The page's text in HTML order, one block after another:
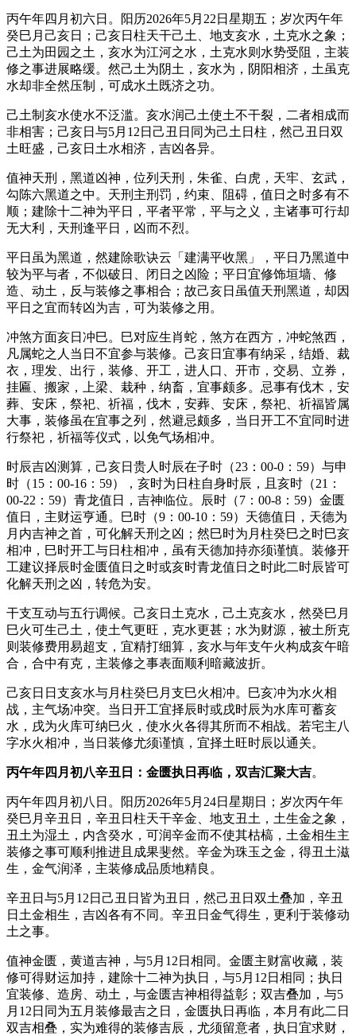
丙午年四月初六日。阳历2026年5月22日星期五；岁次丙午年
癸巳月己亥日；己亥日柱天干己土、地支亥水，土克水之象；
己土为田园之土，亥水为江河之水，土克水则水势受阻，主装
修之事进展略缓。然己土为阴土，亥水为，阴阳相济，土虽克
水却非全然压制，可成水土既济之功。
己土制亥水使水不泛滥。亥水润己土使土不干裂，二者相成而
非相害；己亥日与5月12日己丑日同为己土日柱，然己丑日双
土旺盛，己亥日土水相济，吉凶各异。
值神天刑，黑道凶神，位列天刑，朱雀、白虎，天牢、玄武，
勾陈六黑道之中。天刑主刑罚，约束、阻碍，值日之时多有不
顺；建除十二神为平日，平者平常，平与之义，主诸事可行却
无大利，天刑逢平日，凶而不烈。
平日虽为黑道，然建除歌诀云「建满平收黑」，平日乃黑道中
较为平与者，不似破日、闭日之凶险；平日宜修饰垣墙、修
造、动土，反与装修之事相合；故己亥日虽值天刑黑道，却因
平日之宜而转凶为吉，可为装修之用。
冲煞方面亥日冲巳。巳对应生肖蛇，煞方在西方，冲蛇煞西，
凡属蛇之人当日不宜参与装修。己亥日宜事有纳采，结婚、裁
衣，理发、出行，装修、开工，进人口、开市，交易、立券，
挂匾、搬家，上梁、栽种，纳畜，宜事颇多。忌事有伐木，安
葬、安床，祭祀、祈福，伐木，安葬、安床，祭祀、祈福皆属
大事，装修虽在宜事之列，然避忌颇多，当日开工不宜同时进
行祭祀，祈福等仪式，以免气场相冲。
时辰吉凶测算，己亥日贵人时辰在子时（23：00-0：59）与申
时（15：00-16：59），亥时为日柱自身时辰，且亥时（21：
00-22：59）青龙值日，吉神临位。辰时（7：00-8：59）金匮
值日，主财运亨通。巳时（9：00-10：59）天德值日，天德为
月内吉神之首，可化解天刑之凶；然巳时为月柱癸巳之时巳亥
相冲，巳时开工与日柱相冲，虽有天德加持亦须谨慎。装修开
工建议择辰时金匮值日之时或亥时青龙值日之时此二时辰皆可
化解天刑之凶，转危为安。
干支互动与五行调候。己亥日土克水，己土克亥水，然癸巳月
巳火可生己土，使土气更旺，克水更甚；水为财源，被土所克
则装修费用易超支，宜精打细算，亥水与年支午火构成亥午暗
合，合中有克，主装修之事表面顺利暗藏波折。
己亥日日支亥水与月柱癸巳月支巳火相冲。巳亥冲为水火相
战，主气场冲突。当日开工宜择辰时或戌时辰为水库可蓄亥
水，戌为火库可纳巳火，使水火各得其所而不相战。若宅主八
字水火相冲，当日装修尤须谨慎，宜择土旺时辰以通关。
丙午年四月初八辛丑日：金匮执日再临，双吉汇聚大吉。
丙午年四月初八日。阳历2026年5月24日星期日；岁次丙午年
癸巳月辛丑日，辛丑日柱天干辛金、地支丑土，土生金之象，
丑土为湿土，内含癸水，可润辛金而不使其枯槁，土金相生主
装修之事可顺利推进且成果斐然。辛金为珠玉之金，得丑土滋
生，金气润泽，主装修成品质地精良。
辛丑日与5月12日己丑日皆为丑日，然己丑日双土叠加，辛丑
日土金相生，吉凶各有不同。辛丑日金气得生，更利于装修动
土之事。
值神金匮，黄道吉神，与5月12日相同。金匮主财富收藏，装
修可得财运加持，建除十二神为执日，与5月12日相同；执日
宜装修、造房、动土，与金匮吉神相得益彰；双吉叠加，与5
月12日同为五月装修最吉之日，金匮执日再临，本月有此二日
双吉相叠，实为难得的装修吉辰，尤须留意者，执日宜求财，